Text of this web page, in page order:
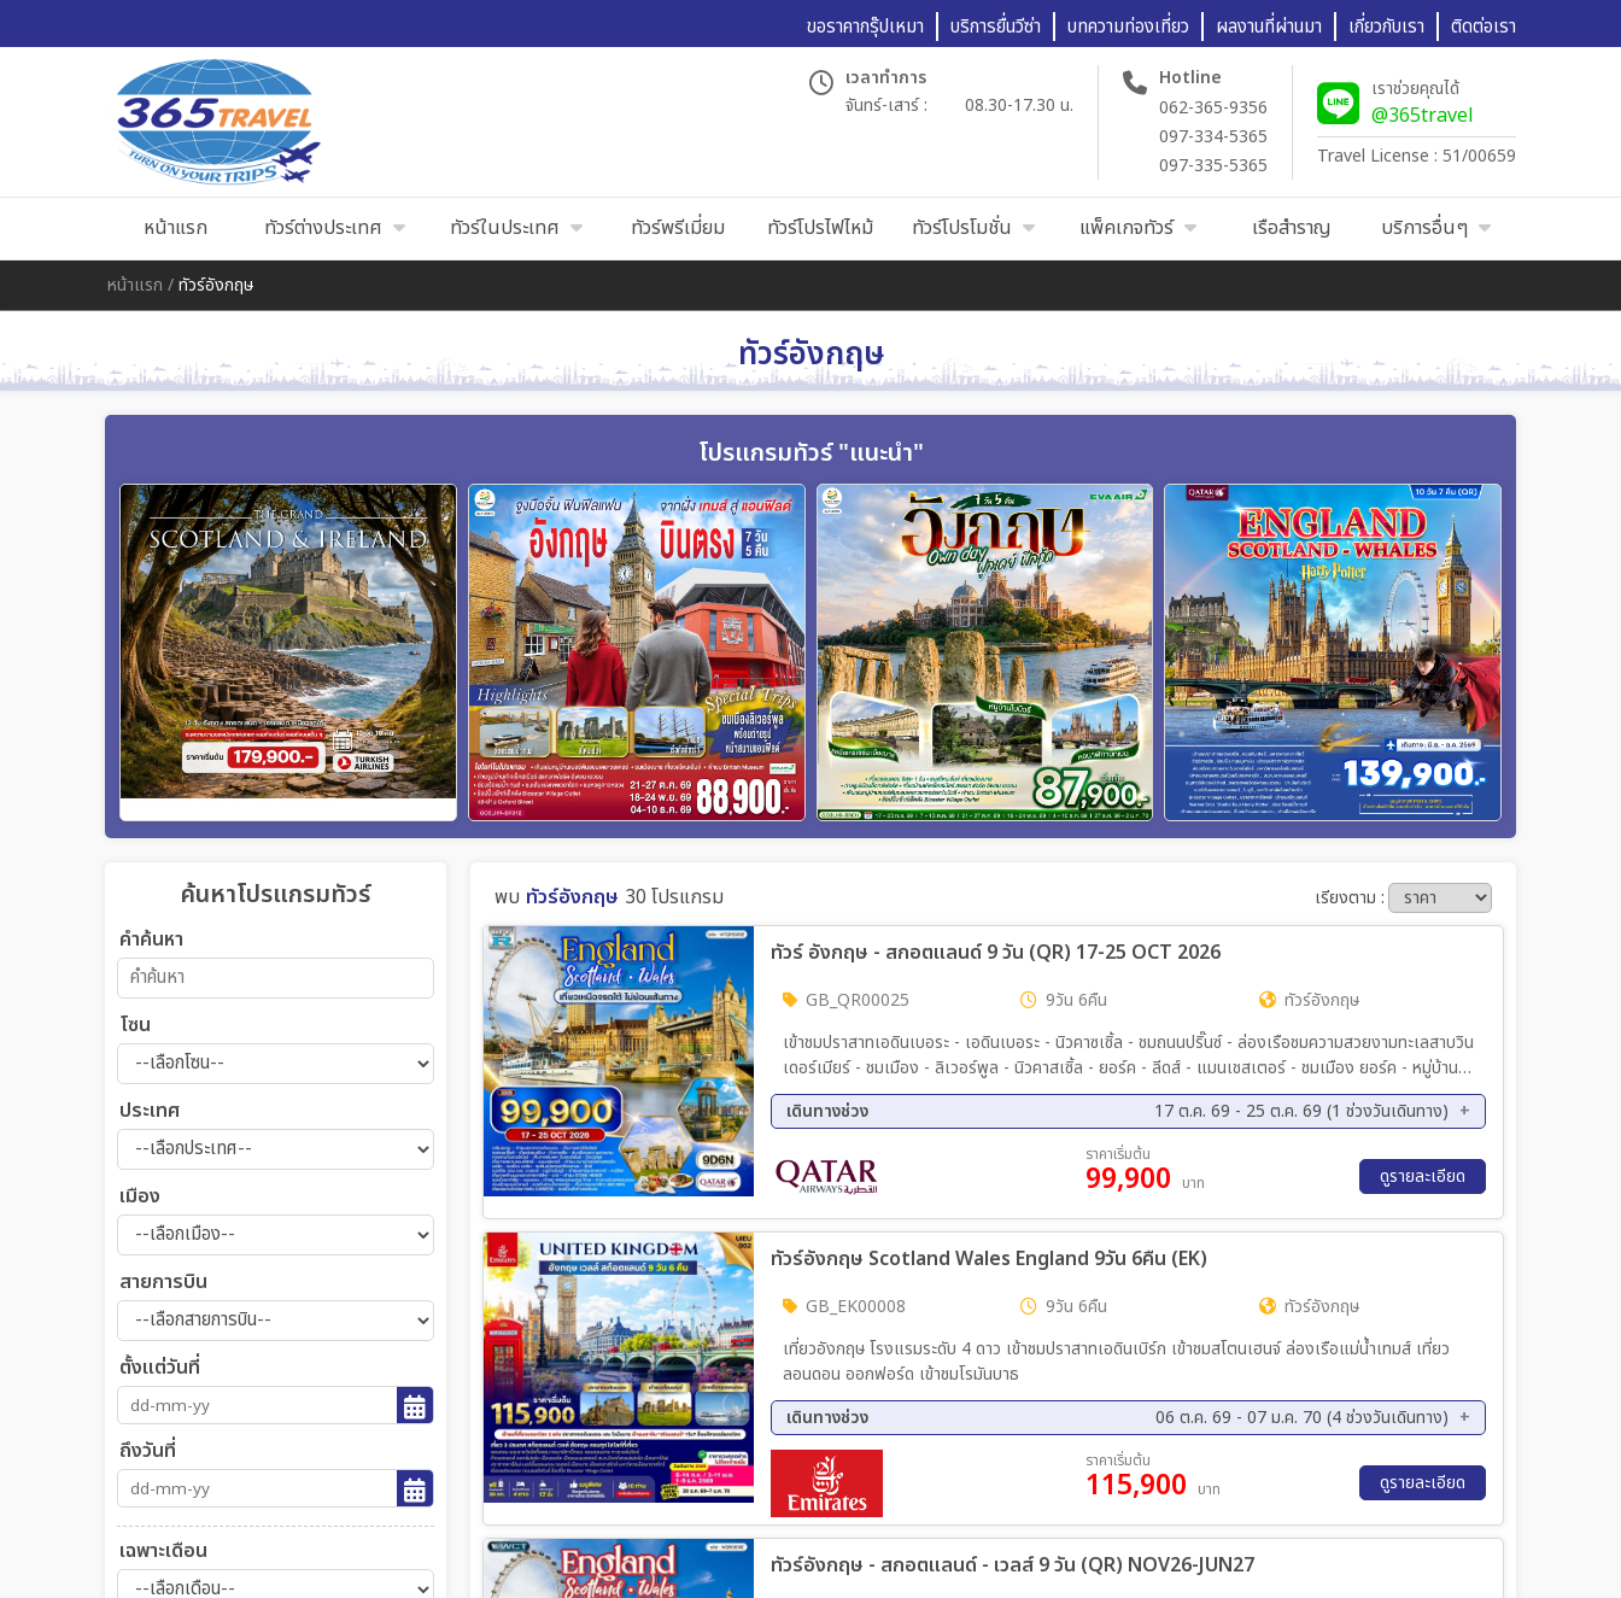
ขอราคากรุ๊ปเหมา บริการยื่นวีซ่า บทความท่องเที่ยว ผลงานที่ผ่านมา เกี่ยวกับเรา ติดต่อเรา
เวลาทำการ
จันทร์-เสาร์ :
08.30-17.30 น.
Hotline
062-365-9356
097-334-5365
097-335-5365
เราช่วยคุณได้
@365travel
Travel License : 51/00659
หน้าแรก ทัวร์ต่างประเทศ ทัวร์ในประเทศ ทัวร์พรีเมี่ยม ทัวร์โปรไฟไหม้ ทัวร์โปรโมชั่น แพ็คเกจทัวร์ เรือสำราญ บริการอื่นๆ
หน้าแรก /ทัวร์อังกฤษ
ทัวร์อังกฤษ
โปรแกรมทัวร์ "แนะนำ"
ค้นหาโปรแกรมทัวร์
คำค้นหา
โซน
ประเทศ
เมือง
สายการบิน
ตั้งแต่วันที่
ถึงวันที่
เฉพาะเดือน
พบ ทัวร์อังกฤษ 30 โปรแกรม เรียงตาม :
ทัวร์ อังกฤษ - สกอตแลนด์ 9 วัน (QR) 17-25 OCT 2026
GB_QR00025 9วัน 6คืน
ทัวร์อังกฤษ
เข้าชมปราสาทเอดินเบอระ - เอดินเบอระ - นิวคาซเซิ้ล - ชมถนนปริ๊นซ์ - ล่องเรือชมความสวยงามทะเลสาบวิน
เดอร์เมียร์ - ชมเมือง - ลิเวอร์พูล - นิวคาสเซิ้ล - ยอร์ค - ลีดส์ - แมนเชสเตอร์ - ชมเมือง ยอร์ค - หมู่บ้านไบ
บูรี - คาร์ดิฟ - เข้าชมฟาร์มปลาเทราท์ - เบอร์ตัน ออน เดอะ วอเตอร์ - เก็บภาพด้านนอกปราสาทคาร์ดิฟ -
เดินทางช่วง
17 ต.ค. 69 - 25 ต.ค. 69 (1 ช่วงวันเดินทาง)
ราคาเริ่มต้น
99,900 บาท ดูรายละเอียด
ทัวร์อังกฤษ Scotland Wales England 9วัน 6คืน (EK)
GB_EK00008 9วัน 6คืน
ทัวร์อังกฤษ
เที่ยวอังกฤษ โรงแรมระดับ 4 ดาว เข้าชมปราสาทเอดินเบิร์ก เข้าชมสโตนเฮนจ์ ล่องเรือแม่น้ำเทมส์ เที่ยว
ลอนดอน ออกฟอร์ด เข้าชมโรมันบาธ
เดินทางช่วง
06 ต.ค. 69 - 07 ม.ค. 70 (4 ช่วงวันเดินทาง)
06 ต.ค. 69 - 14 ต.ค. 69
03 พ.ย. 69 - 11 พ.ย. 69
30 ธ.ค. 69 - 07 ม.ค. 70
ราคาเริ่มต้น
115,900 บาท ดูรายละเอียด
ทัวร์อังกฤษ - สกอตแลนด์ - เวลส์ 9 วัน (QR) NOV26-JUN27